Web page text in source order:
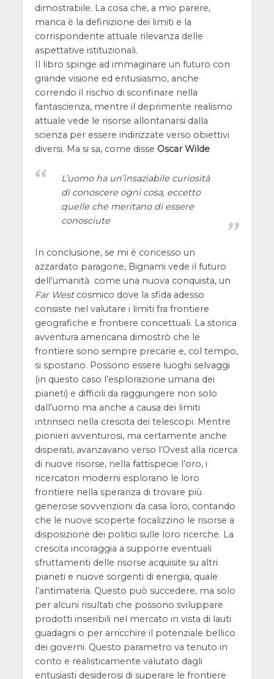
dimostrabile. La cosa che, a mio parere,
manca è la definizione dei limiti e la
corrispondente attuale rilevanza delle
aspettative istituzionali.
Il libro spinge ad immaginare un futuro con
grande visione ed entusiasmo, anche
correndo il rischio di sconfinare nella
fantascienza, mentre il deprimente realismo
attuale vede le risorse allontanarsi dalla
scienza per essere indirizzate verso obiettivi
diversi. Ma si sa, come disse Oscar Wilde
L’uomo ha un’insaziabile curiosità
di conoscere ogni cosa, eccetto
quelle che meritano di essere
conosciute
In conclusione, se mi è concesso un
azzardato paragone, Bignami vede il futuro
dell’umanità come una nuova conquista, un
Far Westcosmico dove la sfida adesso
consiste nel valutare i limiti fra frontiere
geografiche e frontiere concettuali. La storica
avventura americana dimostrò che le
frontiere sono sempre precarie e, col tempo,
si spostano. Possono essere luoghi selvaggi
(in questo caso l’esplorazione umana dei
pianeti) e difficili da raggiungere non solo
dall’uomo ma anche a causa dei limiti
intrinseci nella crescita dei telescopi. Mentre
pionieri avventurosi, ma certamente anche
disperati, avanzavano verso l’Ovest alla ricerca
di nuove risorse, nella fattispecie l’oro, i
ricercatori moderni esplorano le loro
frontiere nella speranza di trovare più
generose sovvenzioni da casa loro, contando
che le nuove scoperte focalizzino le risorse a
disposizione dei politici sulle loro ricerche. La
crescita incoraggia a supporre eventuali
sfruttamenti delle risorse acquisite su altri
pianeti e nuove sorgenti di energia, quale
l’antimateria. Questo può succedere, ma solo
per alcuni risultati che possono sviluppare
prodotti inseribili nel mercato in vista di lauti
guadagni o per arricchire il potenziale bellico
dei governi. Questo parametro va tenuto in
conto e realisticamente valutato dagli
entusiasti desiderosi di superare le frontiere